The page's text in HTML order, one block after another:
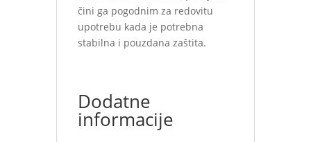
čini ga pogodnim za redovitu
upotrebu kada je potrebna
stabilna i pouzdana zaštita.
Dodatne
informacije